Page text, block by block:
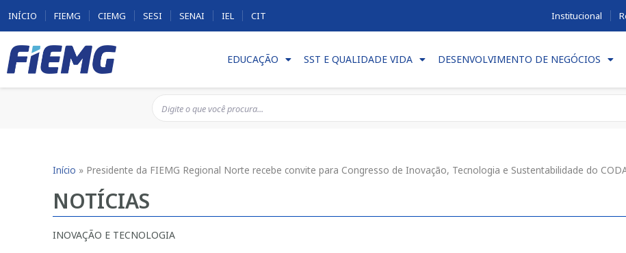
INÍCIO FIEMG CIEMG SESI SENAI IEL CIT Institucional
EDUCAÇÃO SST E QUALIDADE VIDA DESENVOLVIMENTO DE NEGÓCIOS
Início » Presidente da FIEMG Regional Norte recebe convite para Congresso de Inovação, Tecnologia e Sustentabilidade do
NOTÍCIAS
INOVAÇÃO E TECNOLOGIA